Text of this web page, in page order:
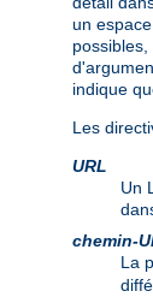
un
indique
Les
URL
Un
chemin-
La